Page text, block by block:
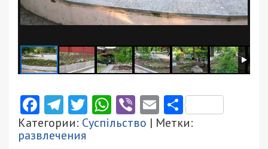
Facebook
Telegram
Twitter
WhatsApp
ViberEmail
Категории: Суспільство | Метки:
развлечения